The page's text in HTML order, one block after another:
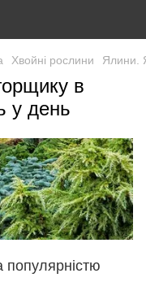
Хвойні рослини Ялини.
в
у день
популярністю